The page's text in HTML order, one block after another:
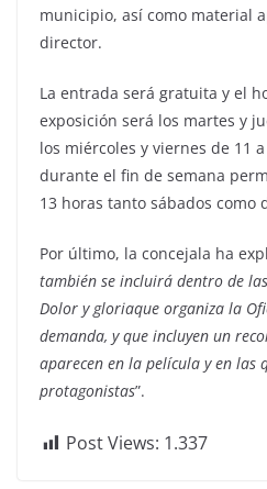
municipio, así como material
director.
La entrada será gratuita y el
exposición será los martes y
los miércoles y viernes de 11
durante el fin de semana
13 horas tanto sábados como
Por último, la concejala ha
también se incluirá dentro de
Dolor y gloriaque organiza la
demanda, y que incluyen un
aparecen en la película y en las
protagonistas”.
Post Views: 1.337